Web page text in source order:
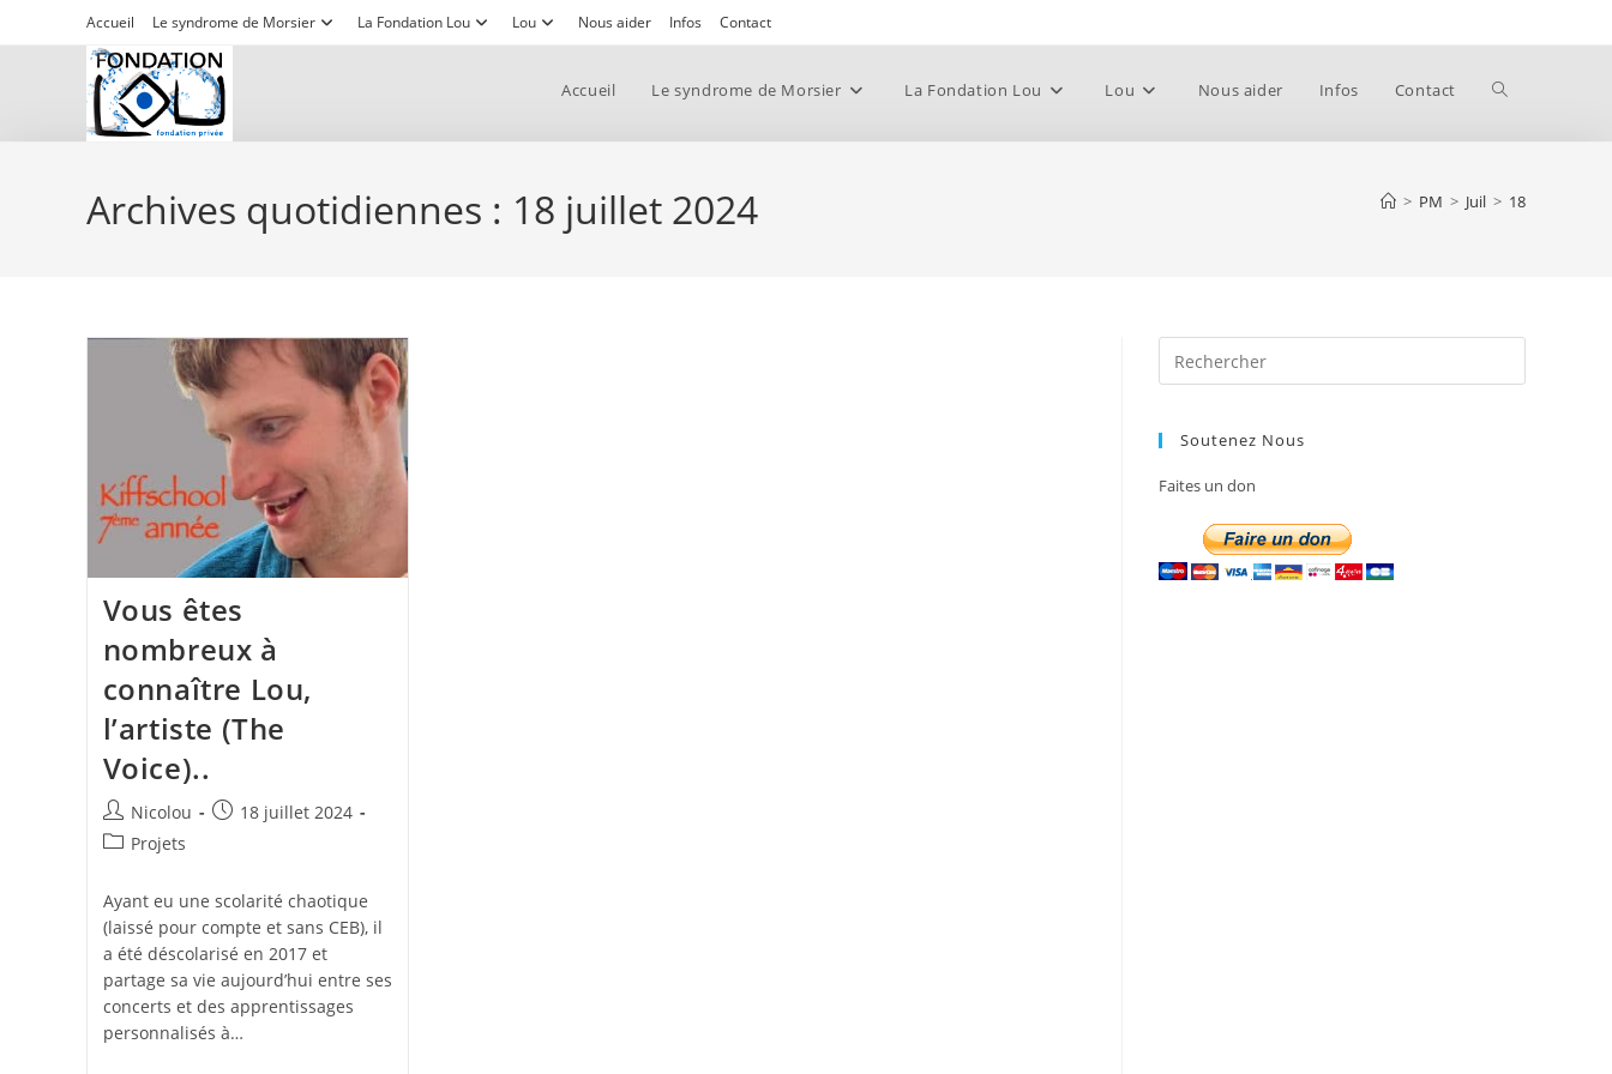
to
Accueil Le syndrome de Morsier La Fondation Lou Lou Nous aider Infos Contact
Accueil Le syndrome de Morsier La Fondation Lou Lou Nous aider Infos Contact Toggle
Archives quotidiennes : 18 juillet 2024 > PM > Juil > 18
Vous êtes
nombreux à
connaître Lou,
l’artiste (The
Voice)..
Auteur/autrice
de
Nicolou
Publication
18 juillet 2024
PostProjets
Ayant eu une scolarité chaotique
(laissé pour compte et sans CEB), il
a été déscolarisé en 2017 et
partage sa vie aujourd’hui entre ses
concerts et des apprentissages
personnalisés à…
Escape
Soutenez Nous
Faites un don